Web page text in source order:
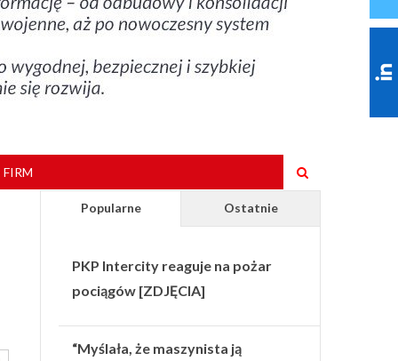
FIRM
Popularne Ostatnie
PKP Intercity reaguje na pożar
pociągów [ZDJĘCIA]
“Myślała, że maszynista ją